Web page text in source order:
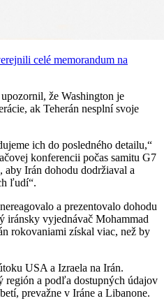
celé memorandum na
že Washington je
ak Teherán nesplní svoje
ich do posledného detailu,“
konferencii počas samitu G7
aby Irán dohodu dodržiaval a
ľudí“.
a prezentovalo dohodu
iránsky vyjednávač Mohammad
rokovaniami získal viac, než by
USA a Izraela na Irán.
a podľa dostupných údajov
prevažne v Iráne a Libanone.